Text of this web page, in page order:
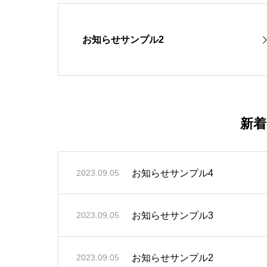
お知らせサンプル2
新
2023.09.05 お知らせサンプル4
2023.09.05 お知らせサンプル3
2023.09.05 お知らせサンプル2